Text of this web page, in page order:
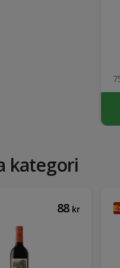
kategori
88 kr